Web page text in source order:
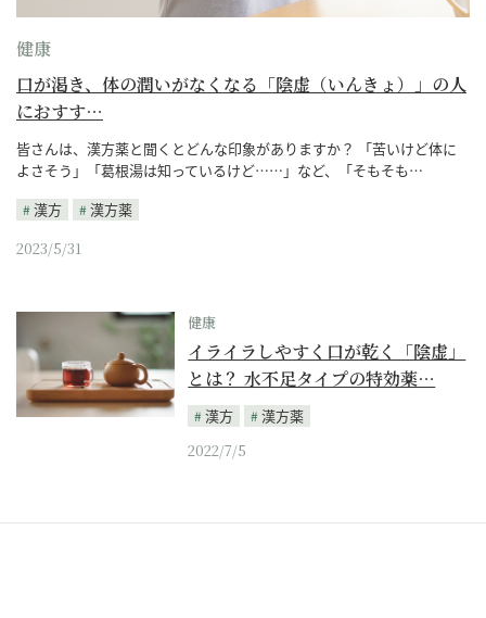
健康
口が渇き、体の潤いがなくなる「陰虚（いんきょ）」の人
におすす…
皆さんは、漢方薬と聞くとどんな印象がありますか？ 「苦いけど体に
よさそう」「葛根湯は知っているけど……」など、「そもそも…
漢方
漢方薬
2023/5/31
健康
イライラしやすく口が乾く「陰虚」
とは？ 水不足タイプの特効薬…
漢方
漢方薬
2022/7/5